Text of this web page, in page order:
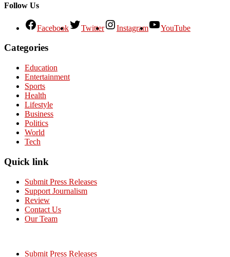
Follow Us
Facebook Twitter Instagram YouTube
Categories
Education
Entertainment
Sports
Health
Lifestyle
Business
Politics
World
Tech
Quick link
Submit Press Releases
Support Journalism
Review
Contact Us
Our Team
Submit Press Releases